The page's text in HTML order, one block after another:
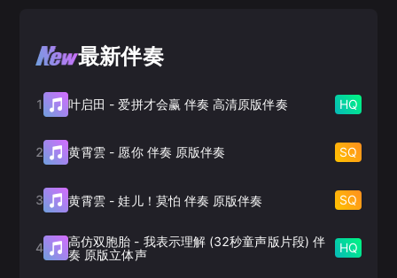
最新伴奏
1 叶启田 -爱拼才会赢 伴奏 高清原版伴奏 HQ
2 黄霄雲 - 愿你 伴奏 原版伴奏 SQ
3 黄霄雲 -娃儿！莫怕 伴奏 原版伴奏 SQ
4 高仿双胞胎 - 我表示理解 (32秒童声版片段) 伴
奏 原版立体声
HQ